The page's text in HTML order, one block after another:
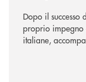
Dopo il
proprio impegno
italiane,